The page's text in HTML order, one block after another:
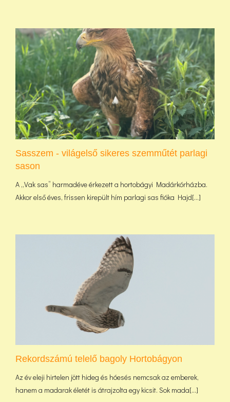
Sasszem - világelső sikeres szemműtét parlagi
sason
A „Vak sas” harmadéve érkezett a hortobágyi Madárkórházba.
Akkor első éves, frissen kirepült hím parlagi sas fióka Hajd[...]
Rekordszámú telelő bagoly Hortobágyon
Az év eleji hirtelen jött hideg és hóesés nemcsak az emberek,
hanem a madarak életét is átrajzolta egy kicsit. Sok mada[...]